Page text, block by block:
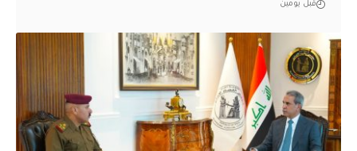
قبل يومين